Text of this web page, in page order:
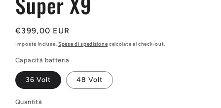
Prezzo
di
€399,00 EUR
Imposte incluse. Spese di spedizione calcolate al check-out.
Capacità batteria
36 Volt 48 Volt
Quantità
Quantità